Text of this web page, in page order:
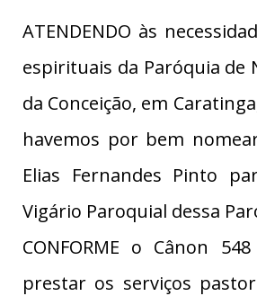
ATENDENDO às
espirituais da Paróquia de
da Conceição, em
havemos por bem
Elias Fernandes Pinto
Vigário Paroquial dessa
CONFORME o Cânon
prestar os serviços